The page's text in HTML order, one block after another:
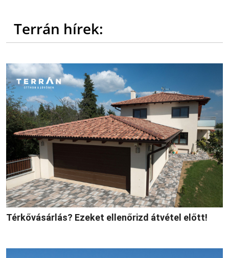
Terrán hírek:
Térkővásárlás? Ezeket ellenőrizd átvétel előtt!